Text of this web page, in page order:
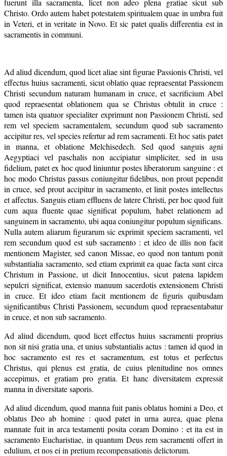
fuerunt illa sacramenta, licet non adeo plena gratiae sicut sub
Christo. Ordo autem habet potestatem spiritualem quae in umbra fuit
in Veteri, et in veritate in Novo. Et sic patet qualis differentia est in
sacramentis in communi.
Ad aliud dicendum, quod licet aliae sint figurae Passionis Christi, vel
effectus huius sacramenti, sicut oblatio quae repraesentat Passionem
Christi secundum naturam humanam in cruce, et sacrificium Abel
quod repraesentat oblationem qua se Christus obtulit in cruce :
tamen ista quatuor specialiter exprimunt non Passionem Christi, sed
rem vel speciem sacramentalem, secundum quod sub sacramento
accipitur res, vel species refertur ad rem sacramenti. Et hoc satis patet
in manna, et oblatione Melchisedech. Sed quod sanguis agni
Aegyptiaci vel paschalis non accipiatur simpliciter, sed in usu
fidelium, patet ex hoc quod liniuntur postes liberatorum sanguine : et
hoc modo Christus passus coniungitur fidelibus, non prout pependit
in cruce, sed prout accipitur in sacramento, et linit postes intellectus
et affectus. Sanguis etiam effluens de latere Christi, per hoc quod fuit
cum aqua fluente quae significat populum, habet relationem ad
sanguinem in sacramento, ubi aqua coniungitur populum significans.
Nulla autem aliarum figurarum sic exprimit speciem sacramenti, vel
rem secundum quod est sub sacramento : et ideo de illis non facit
mentionem Magister, sed canon Missae, eo quod non tantum ponit
substantialia sacramento, sed etiam exprimit ea quae facta sunt circa
Christum in Passione, ut dicit Innocentius, sicut patena lapidem
sepulcri significat, extensio manuum sacerdotis extensionem Christi
in cruce. Et ideo etiam facit mentionem de figuris quibusdam
significantibus Christi Passionem, secundum quod repraesentabatur
in cruce, et non sub sacramento.
Ad aliud dicendum, quod licet effectus huius sacramenti proprius
non sit nisi gratia una, et unius substantialis actus : tamen id quod in
hoc sacramento est res et sacramentum, est totus et perfectus
Christus, qui plenus est gratia, de cuius plenitudine nos omnes
accepimus, et gratiam pro gratia. Et hanc diversitatem expressit
manna in diversitate saporis.
Ad aliud dicendum, quod manna fuit panis oblatus homini a Deo, et
oblatus Deo ab homine : quod patet in urna aurea, quae plena
mannate fuit in arca testamenti posita coram Domino : et ita est in
sacramento Eucharistiae, in quantum Deus rem sacramenti offert in
edulium, et nos ei in pretium recompensationis delictorum.